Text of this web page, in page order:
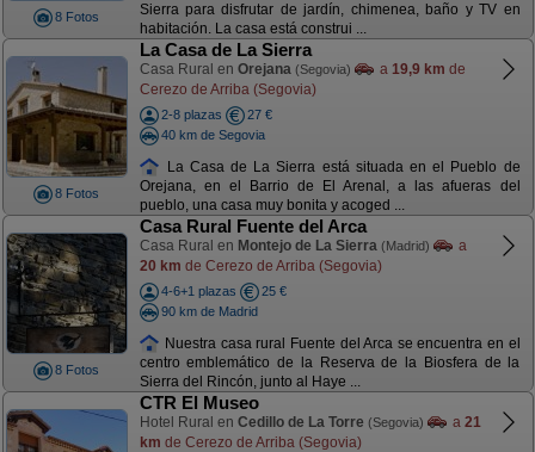
8 Fotos
Sierra para disfrutar de jardín, chimenea, baño y TV en
habitación. La casa está construi ...
8 Fotos
La Casa de La Sierra
Casa Rural en Orejana (Segovia) a 19,9 km de
Cerezo de Arriba (Segovia)
2-8 plazas
27 €
40 km de Segovia
La Casa de La Sierra está situada en el Pueblo de
Orejana, en el Barrio de El Arenal, a las afueras del
pueblo, una casa muy bonita y acoged ...
8 Fotos
Casa Rural Fuente del Arca
Casa Rural en Montejo de La Sierra (Madrid)
a
20 km de Cerezo de Arriba (Segovia)
4-6+1 plazas
25 €
90 km de Madrid
Nuestra casa rural Fuente del Arca se encuentra en el
centro emblemático de la Reserva de la Biosfera de la
Sierra del Rincón, junto al Haye ...
CTR El Museo
Hotel Rural en Cedillo de La Torre (Segovia) a 21
km de Cerezo de Arriba (Segovia)